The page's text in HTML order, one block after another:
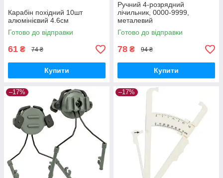
Карабін похідний 10шт
алюмінієвий 4.6см
Готово до відправки
61 ₴ 74 ₴
Купити
Ручний 4-розрядний
лічильник, 0000-9999,
металевий
Готово до відправки
78 ₴ 94 ₴
Купити
–17% –17%